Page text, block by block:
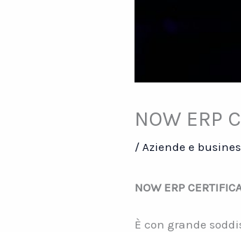
NOW ERP
/ Aziende e
NOW ERP
È con grande